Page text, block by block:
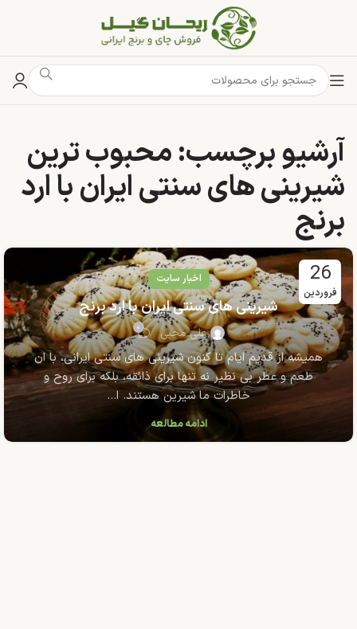
آرشیو برچسب: محبوب ترین
شیرینی های سنتی ایران با ارد
برنج
26
فروردین
اخبار سایت
شیرینی های سنتی ایران با ارد برنج
علی محبی ۰
همیشه از قدیم ایام تا کنون شیرینی های سنتی ایرانی، با ان
طعم و عطر بی نظیر نه تنها برای ذائقه، بلکه برای روح و
خاطرات ما شیرین هستند. ا...
ادامه مطالعه